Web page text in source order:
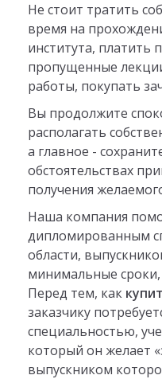
Не стоит тратить
время на
института, платить
пропущенные
работы, покупать
Вы продолжите
располагать
а главное -
обстоятельствах
получения
Наша компания
дипломированным
области,
минимальные
Перед тем, как
заказчику
специальностью,
который он желает
выпускником